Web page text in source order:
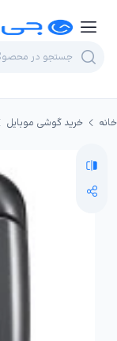
خانه خرید گوشی موبایل